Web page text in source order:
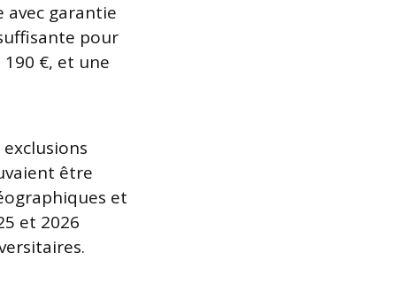
avec garantie
pour
€, et une
être
et
et 2026